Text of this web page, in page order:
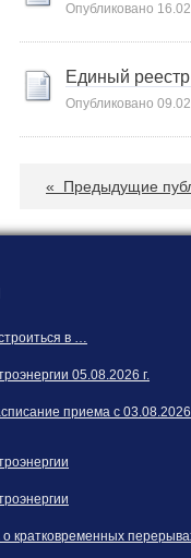
Опубликовано
Единый
Опубликовано
« Предыдущие
в …
05.08.2026 г.
приема с 03.08.2026